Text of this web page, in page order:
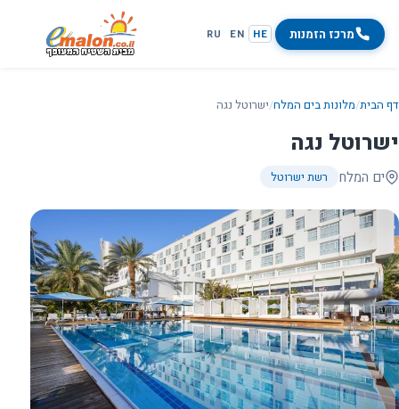
מרכז הזמנות HE
EN
RU
דף הבית/מלונות בים המלח/ישרוטל נגה
ישרוטל נגה
ים המלח רשת ישרוטל